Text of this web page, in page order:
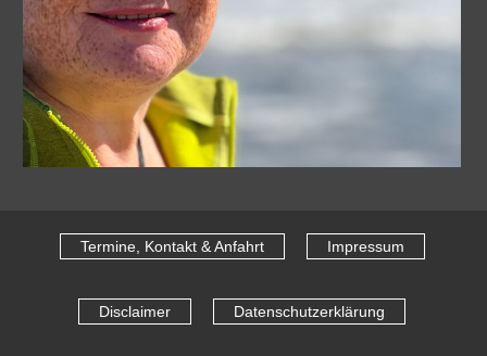
Termine, Kontakt & Anfahrt Impressum
Disclaimer Datenschutzerklärung